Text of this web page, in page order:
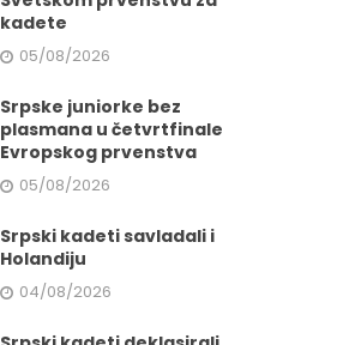
kadete
05/08/2026
Srpske juniorke bez
plasmana u četvrtfinale
Evropskog prvenstva
05/08/2026
Srpski kadeti savladali i
Holandiju
04/08/2026